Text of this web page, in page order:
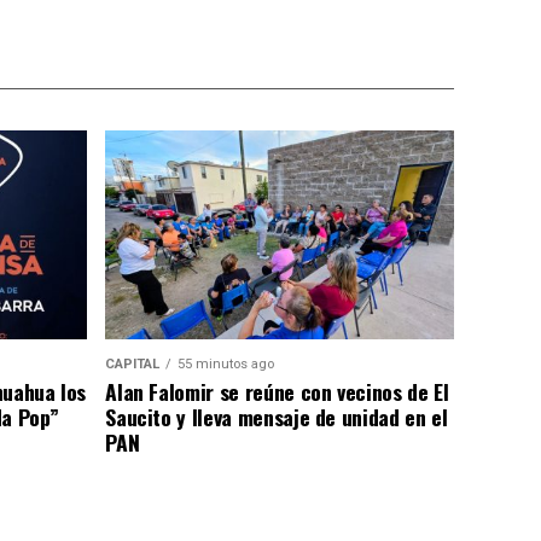
los
Pop”
CAPITAL 55 minutos ago
Alan Falomir se reúne con vecinos de El
Saucito y lleva mensaje de unidad en el
PAN